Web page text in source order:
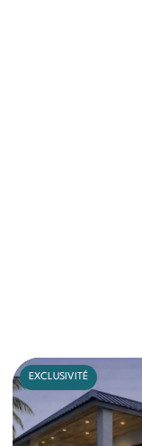
EXCLUSIVITÉ